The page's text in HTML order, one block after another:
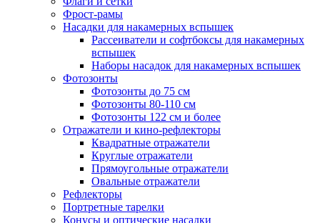
Фрост-рамы
Насадки для накамерных вспышек
Рассеиватели и софтбоксы для накамерных
вспышек
Наборы насадок для накамерных вспышек
Фотозонты
Фотозонты до 75 см
Фотозонты 80-110 см
Фотозонты 122 см и более
Отражатели и кино-рефлекторы
Квадратные отражатели
Круглые отражатели
Прямоугольные отражатели
Овальные отражатели
Рефлекторы
Портретные тарелки
Конусы и оптические насадки